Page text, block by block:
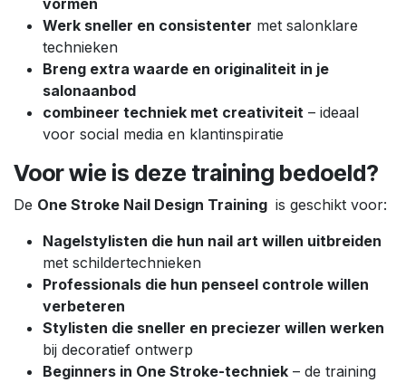
vormen
Werk sneller en consistenter met salonklare
technieken
Breng extra waarde en originaliteit in je
salonaanbod
combineer techniek met creativiteit – ideaal
voor social media en klantinspiratie
Voor wie is deze training bedoeld?
De One Stroke Nail Design Training is geschikt voor:
Nagelstylisten die hun nail art willen uitbreiden
met schildertechnieken
Professionals die hun penseel controle willen
verbeteren
Stylisten die sneller en preciezer willen werken
bij decoratief ontwerp
Beginners in One Stroke-techniek – de training